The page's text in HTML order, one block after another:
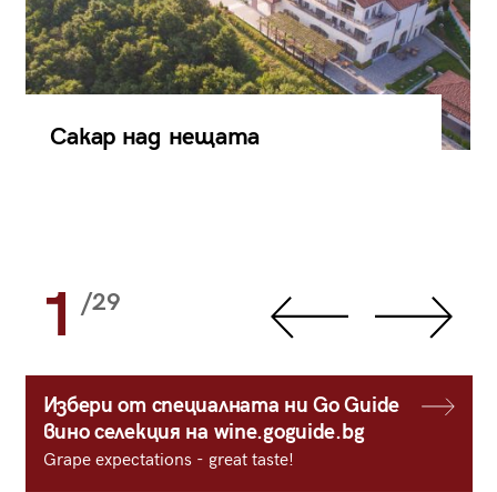
Сакар над нещата
1 /29
Избери от специалната ни Go Guide
вино селекция на wine.goguide.bg
Grape expectations - great taste!